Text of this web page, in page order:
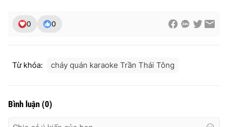
0 0
Từ khóa: cháy quán karaoke Trần Thái Tông
Bình luận (0)